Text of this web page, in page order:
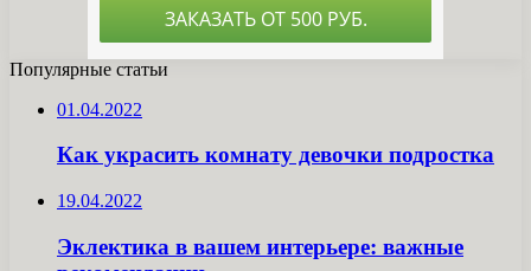
Популярные статьи
01.04.2022
Как украсить комнату девочки подростка
19.04.2022
Эклектика в вашем интерьере: важные